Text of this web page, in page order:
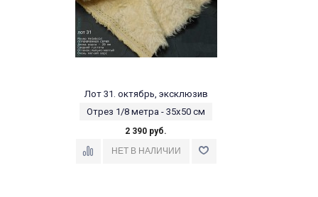
Лот 31. октябрь, эксклюзив
Отрез 1/8 метра - 35х50 см
2 390 руб.